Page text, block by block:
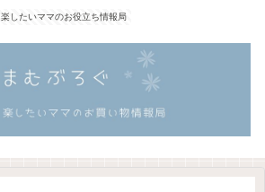
楽したいママのお役立ち情報局